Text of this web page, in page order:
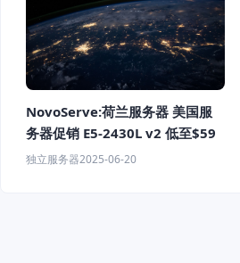
NovoServe:荷兰服务器 美国服
务器促销 E5-2430L v2 低至$59
独立服务器2025-06-20